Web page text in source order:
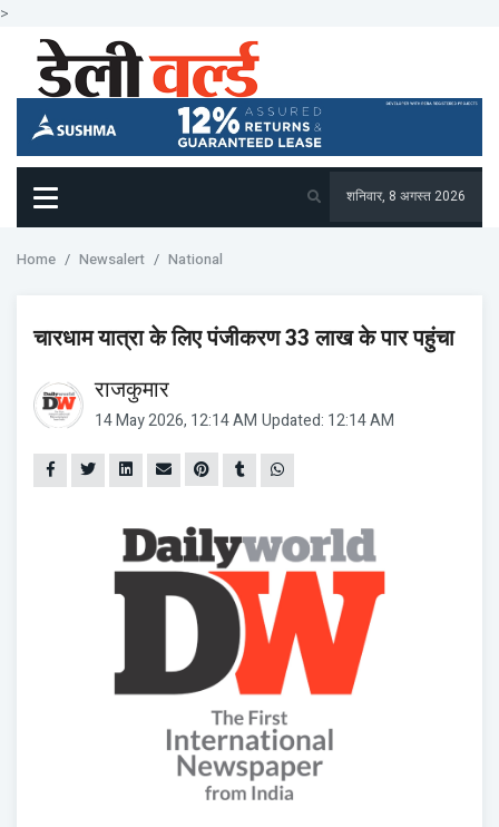
>
शनिवार, 8 अगस्त 2026
Home Newsalert National
चारधाम यात्रा के लिए पंजीकरण 33 लाख के पार पहुंचा
राजकुमार
14 May 2026, 12:14 AM Updated: 12:14 AM